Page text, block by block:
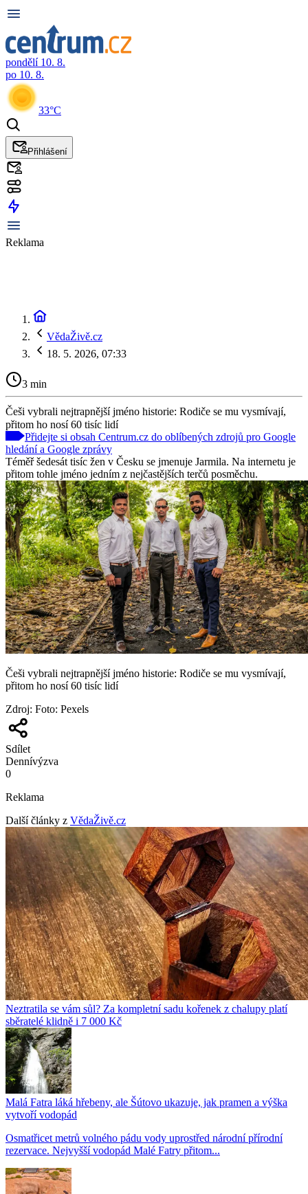
pondělí 10. 8.
po 10. 8.
33°C
Přihlášení
Reklama
VědaŽivě.cz
18. 5. 2026, 07:33
3 min
Češi vybrali nejtrapnější jméno historie: Rodiče se mu vysmívají,
přitom ho nosí 60 tisíc lidí
Přidejte si obsah Centrum.cz do oblíbených zdrojů pro Google
hledání a Google zprávy
Téměř šedesát tisíc žen v Česku se jmenuje Jarmila. Na internetu je
přitom tohle jméno jedním z nejčastějších terčů posměchu.
Češi vybrali nejtrapnější jméno historie: Rodiče se mu vysmívají,
přitom ho nosí 60 tisíc lidí
Zdroj: Foto: Pexels
Sdílet
Dennívýzva
0
Reklama
Další články z VědaŽivě.cz
Neztratila se vám sůl? Za kompletní sadu kořenek z chalupy platí
sběratelé klidně i 7 000 Kč
Malá Fatra láká hřebeny, ale Šútovo ukazuje, jak pramen a výška
vytvoří vodopád
Osmatřicet metrů volného pádu vody uprostřed národní přírodní
rezervace. Nejvyšší vodopád Malé Fatry přitom...